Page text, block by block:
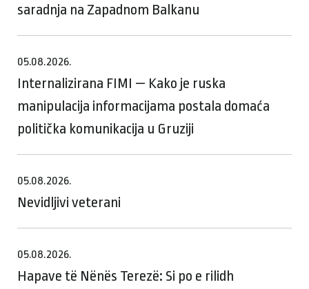
saradnja na Zapadnom Balkanu
05.08.2026.
Internalizirana FIMI — Kako je ruska
manipulacija informacijama postala domaća
politička komunikacija u Gruziji
05.08.2026.
Nevidljivi veterani
05.08.2026.
Hapave të Nënës Terezë: Si po e rilidh